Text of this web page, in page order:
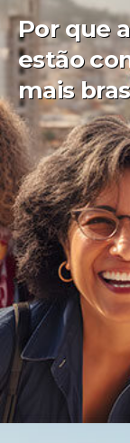
Por que
estão
mais